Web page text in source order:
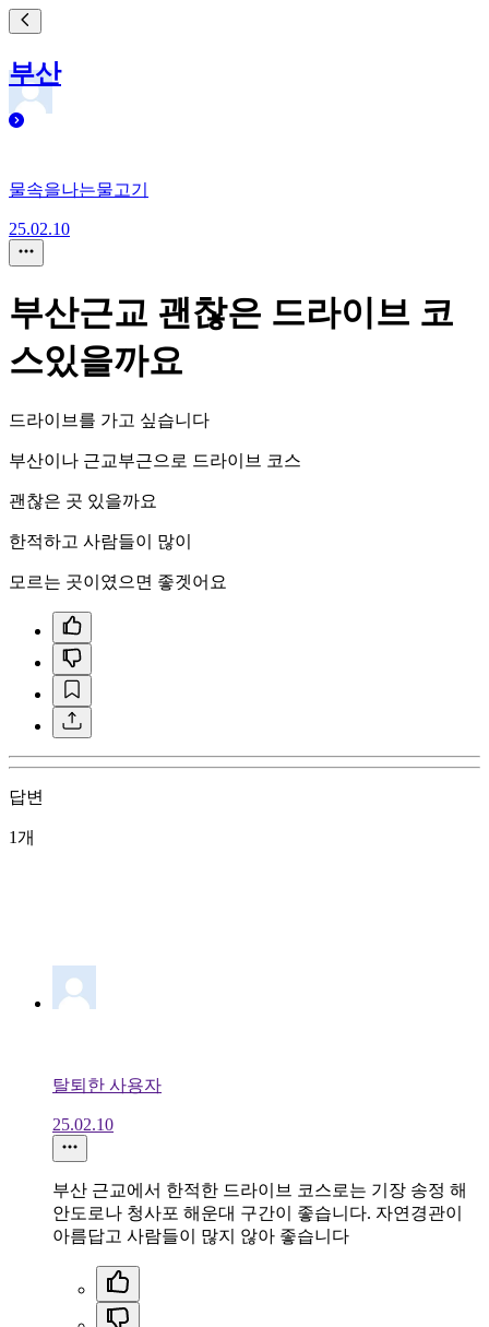
부산
물속을나는물고기
25.02.10
부산근교 괜찮은 드라이브 코
스있을까요
드라이브를 가고 싶습니다
부산이나 근교부근으로 드라이브 코스
괜찮은 곳 있을까요
한적하고 사람들이 많이
모르는 곳이였으면 좋겟어요
답변
1개
탈퇴한 사용자
25.02.10
부산 근교에서 한적한 드라이브 코스로는 기장 송정 해
안도로나 청사포 해운대 구간이 좋습니다. 자연경관이
아름답고 사람들이 많지 않아 좋습니다